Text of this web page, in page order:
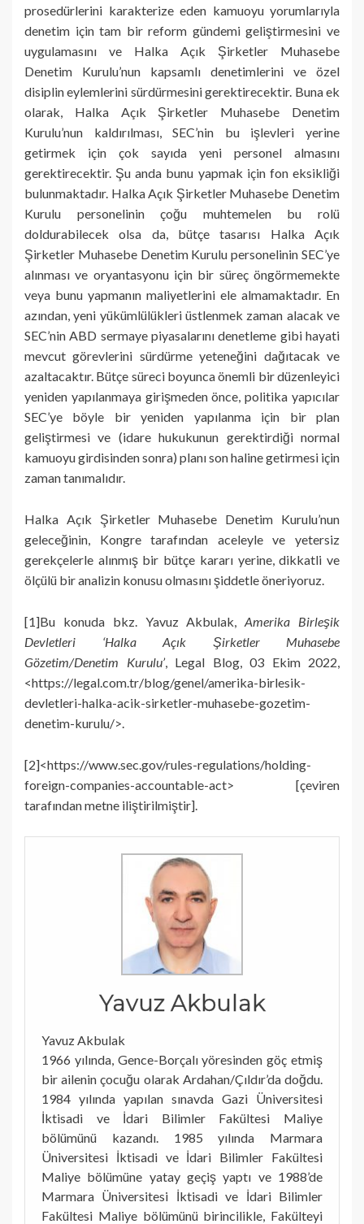
prosedürlerini karakterize eden kamuoyu yorumlarıyla
denetim için tam bir reform gündemi geliştirmesini ve
uygulamasını ve Halka Açık Şirketler Muhasebe
Denetim Kurulu’nun kapsamlı denetimlerini ve özel
disiplin eylemlerini sürdürmesini gerektirecektir. Buna ek
olarak, Halka Açık Şirketler Muhasebe Denetim
Kurulu’nun kaldırılması, SEC’nin bu işlevleri yerine
getirmek için çok sayıda yeni personel almasını
gerektirecektir. Şu anda bunu yapmak için fon eksikliği
bulunmaktadır. Halka Açık Şirketler Muhasebe Denetim
Kurulu personelinin çoğu muhtemelen bu rolü
doldurabilecek olsa da, bütçe tasarısı Halka Açık
Şirketler Muhasebe Denetim Kurulu personelinin SEC’ye
alınması ve oryantasyonu için bir süreç öngörmemekte
veya bunu yapmanın maliyetlerini ele almamaktadır. En
azından, yeni yükümlülükleri üstlenmek zaman alacak ve
SEC’nin ABD sermaye piyasalarını denetleme gibi hayati
mevcut görevlerini sürdürme yeteneğini dağıtacak ve
azaltacaktır. Bütçe süreci boyunca önemli bir düzenleyici
yeniden yapılanmaya girişmeden önce, politika yapıcılar
SEC’ye böyle bir yeniden yapılanma için bir plan
geliştirmesi ve (idare hukukunun gerektirdiği normal
kamuoyu girdisinden sonra) planı son haline getirmesi için
zaman tanımalıdır.
Halka Açık Şirketler Muhasebe Denetim Kurulu’nun
geleceğinin, Kongre tarafından aceleyle ve yetersiz
gerekçelerle alınmış bir bütçe kararı yerine, dikkatli ve
ölçülü bir analizin konusu olmasını şiddetle öneriyoruz.
[1]Bu konuda bkz. Yavuz Akbulak,Amerika Birleşik
Devletleri ‘Halka Açık Şirketler Muhasebe
Gözetim/Denetim Kurulu’, Legal Blog, 03 Ekim 2022,
<https://legal.com.tr/blog/genel/amerika-birlesik-
devletleri-halka-acik-sirketler-muhasebe-gozetim-
denetim-kurulu/>.
[2]<https://www.sec.gov/rules-regulations/holding-
foreign-companies-accountable-act> [çeviren
tarafından metne iliştirilmiştir].
Yavuz Akbulak
Yavuz Akbulak
1966 yılında, Gence-Borçalı yöresinden göç etmiş
bir ailenin çocuğu olarak Ardahan/Çıldır’da doğdu.
1984 yılında yapılan sınavda Gazi Üniversitesi
İktisadi ve İdari Bilimler Fakültesi Maliye
bölümünü kazandı. 1985 yılında Marmara
Üniversitesi İktisadi ve İdari Bilimler Fakültesi
Maliye bölümüne yatay geçiş yaptı ve 1988’de
Marmara Üniversitesi İktisadi ve İdari Bilimler
Fakültesi Maliye bölümünü birincilikle, Fakülteyi